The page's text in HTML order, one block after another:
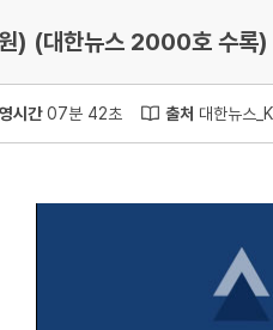
) (대한뉴스 2000호 수록)
시간07분 42초 출처 대한뉴스